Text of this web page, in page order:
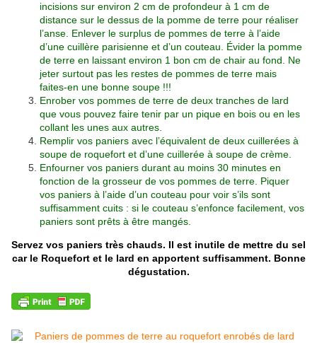
incisions sur environ 2 cm de profondeur à 1 cm de
distance sur le dessus de la pomme de terre pour réaliser
l’anse. Enlever le surplus de pommes de terre à l’aide
d’une cuillère parisienne et d’un couteau. Évider la pomme
de terre en laissant environ 1 bon cm de chair au fond. Ne
jeter surtout pas les restes de pommes de terre mais
faites-en une bonne soupe !!!
Enrober vos pommes de terre de deux tranches de lard
que vous pouvez faire tenir par un pique en bois ou en les
collant les unes aux autres.
Remplir vos paniers avec l’équivalent de deux cuillerées à
soupe de roquefort et d’une cuillerée à soupe de crème.
Enfourner vos paniers durant au moins 30 minutes en
fonction de la grosseur de vos pommes de terre. Piquer
vos paniers à l’aide d’un couteau pour voir s’ils sont
suffisamment cuits : si le couteau s’enfonce facilement, vos
paniers sont prêts à être mangés.
Servez vos paniers très chauds. Il est inutile de mettre du sel
car le Roquefort et le lard en apportent suffisamment. Bonne
dégustation.